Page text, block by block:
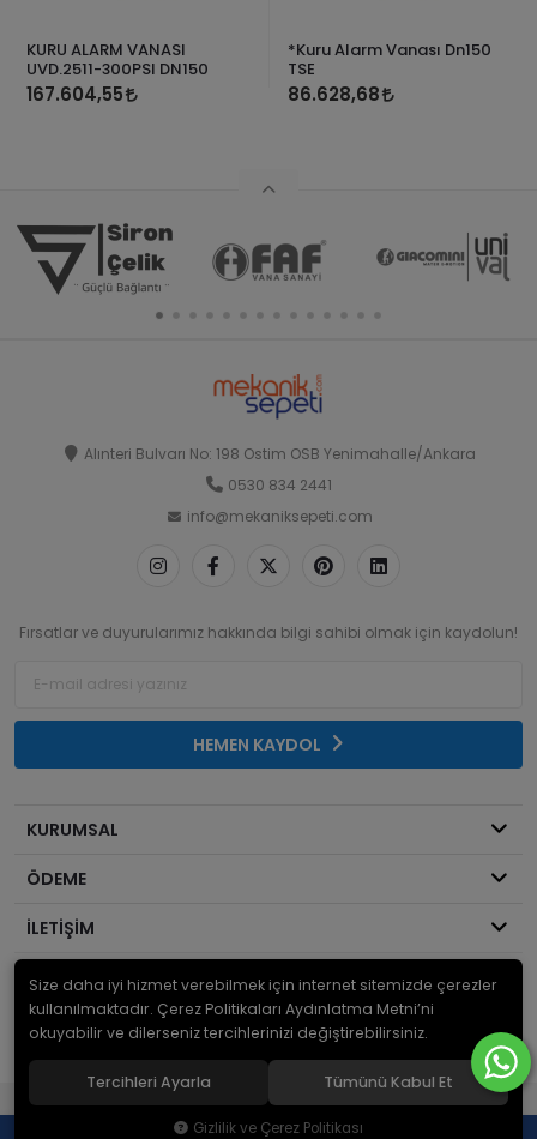
KURU ALARM VANASI
UVD.2511-300PSI DN150
167.604,55
*Kuru Alarm Vanası Dn150
TSE
86.628,68
Alınteri Bulvarı No: 198 Ostim OSB Yenimahalle/Ankara
0530 834 2441
info@mekaniksepeti.com
Fırsatlar ve duyurularımız hakkında bilgi sahibi olmak için kaydolun!
HEMEN KAYDOL
KURUMSAL
ÖDEME
İLETİŞİM
© 2026Mekanik Sepeti. Bir Serdaroğlu A.Ş markasıdır ve tüm hakları
saklıdır.
Yeni Nesil E-Ticaret Sistemleri ile Hazırlanmıştır.
Size daha iyi hizmet verebilmek için internet sitemizde çerezler
kullanılmaktadır. Çerez Politikaları Aydınlatma Metni’ni
okuyabilir ve dilerseniz tercihlerinizi değiştirebilirsiniz.
Tercihleri Ayarla Tümünü Kabul Et
Gizlilik ve Çerez Politikası